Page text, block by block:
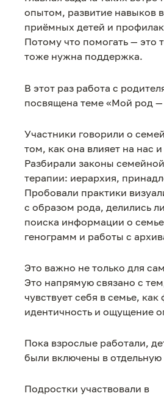
опытом, развитие навыков
приёмных детей и
Потому что помогать — это
тоже нужна поддержка.
В этот раз работа с
посвящена теме «Мой род
Участники говорили о
том, как она влияет на нас
Разбирали законы
терапии: иерархия,
Пробовали практики
с образом рода, делились
поиска информации о
генограмм и работы с
Это важно не только для
Это напрямую связано с
чувствует себя в семье,
идентичность и ощущение
Пока взрослые работали,
были включены в
Подростки участвовали в